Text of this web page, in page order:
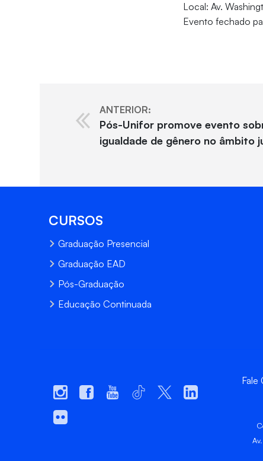
Local: Av.
Evento fechado
ANTERIOR:
Pós-Unifor promove evento
igualdade de gênero no âmbito
CURSOS
Graduação Presencial
Graduação EAD
Pós-Graduação
Educação Continuada
Fale